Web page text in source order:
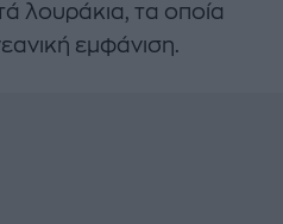
λουράκια, τα οποία
εμφάνιση.